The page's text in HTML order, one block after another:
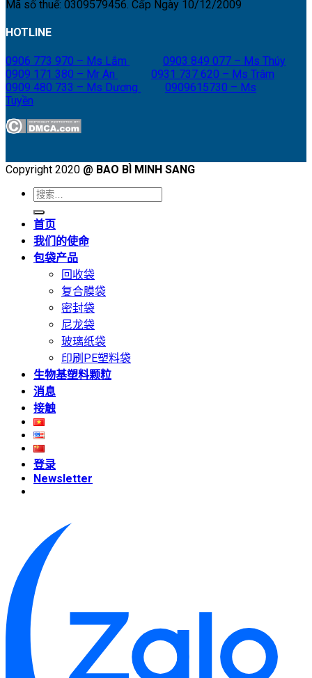
Mã số thuế: 0309579456. Cấp Ngày 10/12/2009
HOTLINE
0906 773 970 – Ms Lắm
0903 849 077 – Ms Thúy
0909 171 380 – Mr An
0931 737 620 – Ms Trâm
0909 480 733 – Ms Dương
0909615730 – Ms
Tuyền
Copyright 2020 @ BAO BÌ MINH SANG
搜
索：
首页
我们的使命
包袋产品
回收袋
复合膜袋
密封袋
尼龙袋
玻璃纸袋
印刷PE塑料袋
生物基塑料颗粒
消息
接触
登录
Newsletter